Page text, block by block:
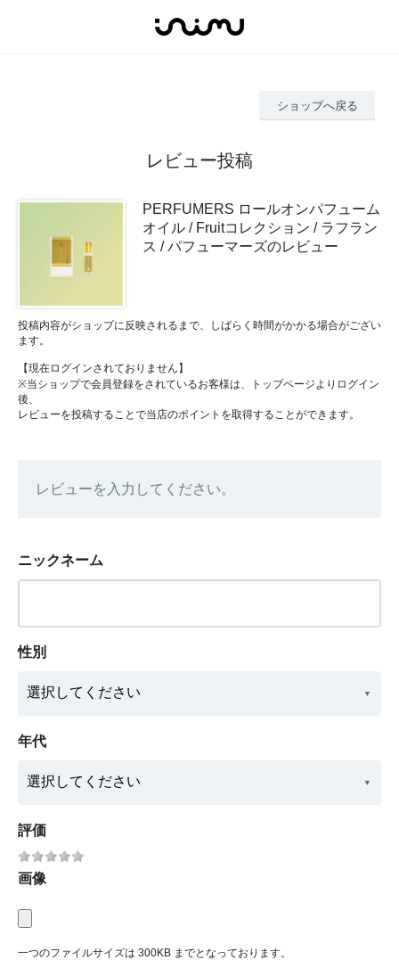
ショップへ戻る
レビュー投稿
PERFUMERS ロールオンパフューム
オイル / Fruitコレクション / ラフラン
ス / パフューマーズのレビュー
投稿内容がショップに反映されるまで、しばらく時間がかかる場合がござい
ます。
【現在ログインされておりません】
※当ショップで会員登録をされているお客様は、トップページよりログイン
後、
レビューを投稿することで当店のポイントを取得することができます。
レビューを入力してください。
ニックネーム
性別
年代
評価
画像
一つのファイルサイズは 300KB までとなっております。